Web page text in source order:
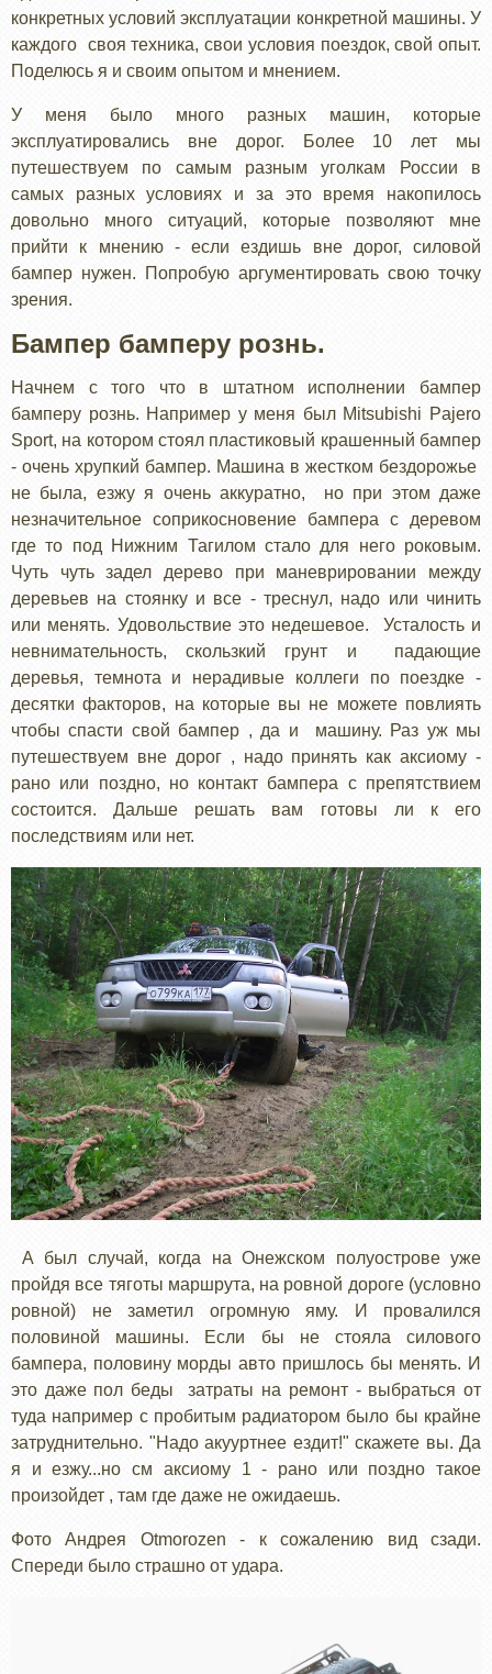
конкретных условий эксплуатации конкретной машины. У
каждого своя техника, свои условия поездок, свой опыт.
Поделюсь я и своим опытом и мнением.
У меня было много разных машин, которые
эксплуатировались вне дорог. Более 10 лет мы
путешествуем по самым разным уголкам России в
самых разных условиях и за это время накопилось
довольно много ситуаций, которые позволяют мне
прийти к мнению - если ездишь вне дорог, силовой
бампер нужен. Попробую аргументировать свою точку
зрения.
Бампер бамперу рознь.
Начнем с того что в штатном исполнении бампер
бамперу рознь. Например у меня был Mitsubishi Pajero
Sport, на котором стоял пластиковый крашенный бампер
- очень хрупкий бампер. Машина в жестком бездорожье
не была, езжу я очень аккуратно, но при этом даже
незначительное соприкосновение бампера с деревом
где то под Нижним Тагилом стало для него роковым.
Чуть чуть задел дерево при маневрировании между
деревьев на стоянку и все - треснул, надо или чинить
или менять. Удовольствие это недешевое. Усталость и
невнимательность, скользкий грунт и падающие
деревья, темнота и нерадивые коллеги по поездке -
десятки факторов, на которые вы не можете повлиять
чтобы спасти свой бампер , да и машину. Раз уж мы
путешествуем вне дорог , надо принять как аксиому -
рано или поздно, но контакт бампера с препятствием
состоится. Дальше решать вам готовы ли к его
последствиям или нет.
А был случай, когда на Онежском полуострове уже
пройдя все тяготы маршрута, на ровной дороге (условно
ровной) не заметил огромную яму. И провалился
половиной машины. Если бы не стояла силового
бампера, половину морды авто пришлось бы менять. И
это даже пол беды затраты на ремонт - выбраться от
туда например с пробитым радиатором было бы крайне
затруднительно. "Надо акууртнее ездит!" скажете вы. Да
я и езжу...но см аксиому 1 - рано или поздно такое
произойдет , там где даже не ожидаешь.
Фото Андрея Otmorozen - к сожалению вид сзади.
Спереди было страшно от удара.